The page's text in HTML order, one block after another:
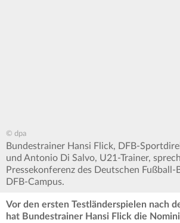
© dpa
Bundestrainer Hansi Flick, DFB-
und Antonio Di Salvo, U21-Trainer,
Pressekonferenz des Deutschen Fußball-
DFB-Campus.
Vor den ersten Testländerspielen nach
hat Bundestrainer Hansi Flick die